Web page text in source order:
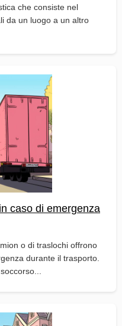
che consiste nel
da un luogo a un altro
caso di emergenza
o di traslochi offrono
durante il trasporto.